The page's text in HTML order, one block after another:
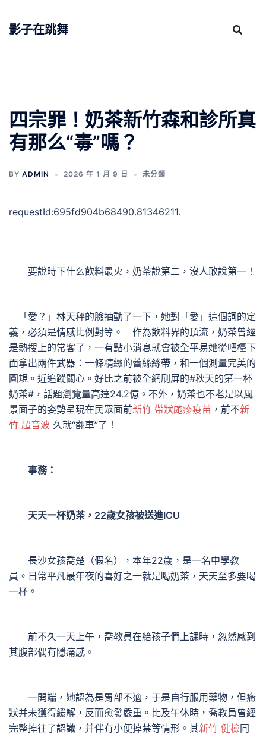
影子在跳舞
四宗罪！奶茶新竹森和診所真
有那么“毒”嗎？
BY ADMIN 2026 年 1 月 9 日 未分類
requestId:695fd904b68490.81346211.
要說時下什么飲料最火，奶茶說第二，沒人敢說第一！
「愛？」林天秤的臉抽動了一下，她對「愛」這個詞的定
義，必須是情感比例對等。 作為飲料界的頂流，奶茶曾經
是熱搜上的常客了，一有點小消息就會被全平易她從吧檯下
面拿出兩件武器：一條精緻的蕾絲絲帶，和一個測量完美的
圓規。近追蹤關心。好比之前被全網刷屏的#秋天的第一杯
奶茶#，話題瀏覽量高達24.2億。不外，奶茶也不老是以風
景面子的姿勢呈現在民眾面前新竹 帶狀皰疹疫苗 ，前不新
竹 超音波 久就“翻車”了！
事務：
天天一杯奶茶，22歲女孩被送進ICU
長沙女孩喬楚（假名），本年22歲，是一名中學教
員。日常平凡最年夜的喜好之一就是喝奶茶，天天至多要喝
一杯。
前不久一天上午，喬教員在給孩子們上課時，忽然感到
其腹部偶有隱痛感。
一開端，她認為是胃部不適，于是自行服用藥物，但癥
狀并未獲得緩解，反而愈發嚴重。比及午休時，喬教員曾經
完整掉往了認識，并伴有小便掉禁等情形。其新竹 健檢同